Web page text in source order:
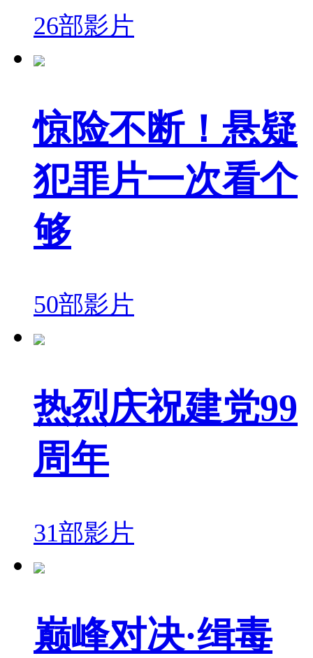
26部影片
惊险不断！悬疑
犯罪片一次看个
够
50部影片
热烈庆祝建党99
周年
31部影片
巅峰对决·缉毒